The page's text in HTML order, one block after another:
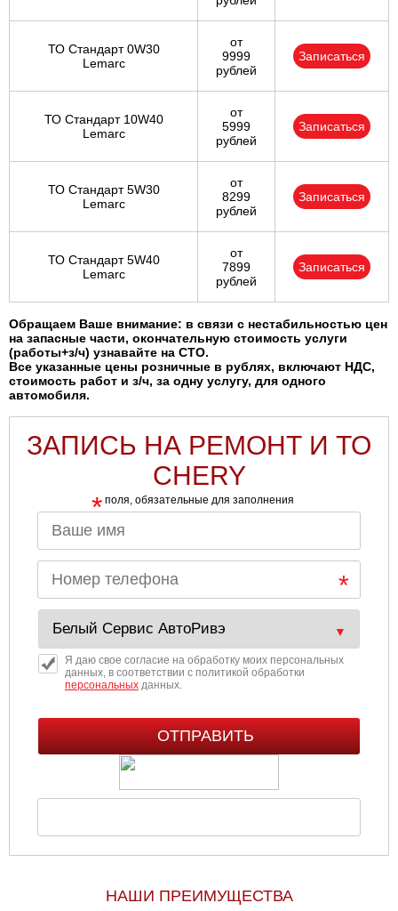
ТО Стандарт 0W30
Lemarc
от
9999
рублей
Записаться
ТО Стандарт 10W40
Lemarc
от
5999
рублей
Записаться
ТО Стандарт 5W30
Lemarc
от
8299
рублей
Записаться
ТО Стандарт 5W40
Lemarc
от
7899
рублей
Записаться
Обращаем Ваше внимание: в связи с нестабильностью цен
на запасные части, окончательную стоимость услуги
(работы+з/ч) узнавайте на СТО.
Все указанные цены розничные в рублях, включают НДС,
стоимость работ и з/ч, за одну услугу, для одного
автомобиля.
ЗАПИСЬ НА РЕМОНТ И ТО
CHERY
* поля, обязательные для заполнения
Я даю свое согласие на обработку моих персональных
данных, в соответствии с политикой обработки
персональныхданных.
НАШИ ПРЕИМУЩЕСТВА